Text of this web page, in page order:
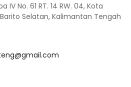
IV No. 61 RT. 14 RW. 04, Kota
Selatan, Kalimantan Tengah